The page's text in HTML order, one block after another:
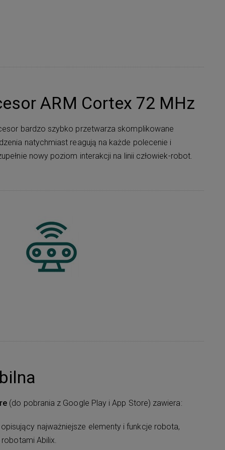
ARM Cortex 72 MHz
bardzo szybko przetwarza skomplikowane
natychmiast reagują na każde polecenie i
nowy poziom interakcji na linii człowiek-robot.
(do pobrania z Google Play i App Store) zawiera:
najważniejsze elementy i funkcje robota,
Abilix.